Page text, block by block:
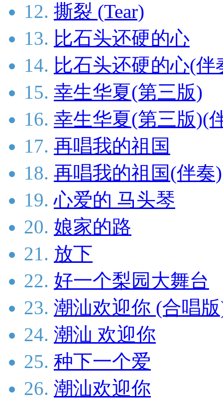
12. 撕裂 (Tear)
13. 比石头还硬的心
14. 比石头还硬的心(伴
15. 幸生华夏(第三版)
16. 幸生华夏(第三版)(
17. 再唱我的祖国
18. 再唱我的祖国(伴奏)
19. 心爱的 马头琴
20. 娘家的路
21. 放下
22. 好一个梨园大舞台
23. 潮汕欢迎你 (合唱
24. 潮汕 欢迎你
25. 种下一个爱
26. 潮汕欢迎你